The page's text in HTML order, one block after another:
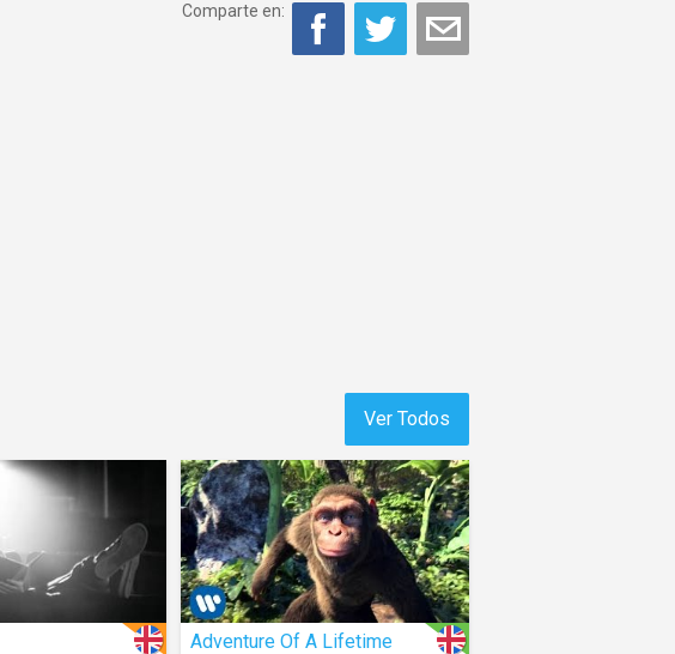
Comparte en:
Ver Todos
Adventure Of A Lifetime